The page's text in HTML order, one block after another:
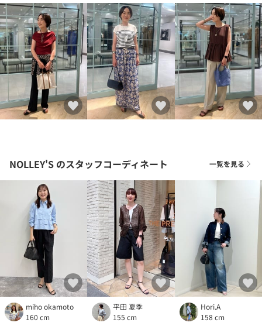
NOLLEY'S のスタッフコーディネート 一覧を見る
miho okamoto
160 cm
平田 夏季
155 cm
Hori.A
158 cm